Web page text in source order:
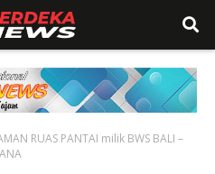
RUAS PANTAI milik BWS BALI –